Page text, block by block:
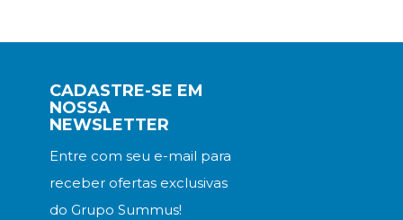
CADASTRE-SE EM
NOSSA
NEWSLETTER
Entre com seu e-mail para
receber ofertas exclusivas
do Grupo Summus!